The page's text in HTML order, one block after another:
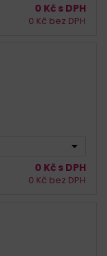
0 Kč s DPH
0 Kč bez DPH
0 Kč s DPH
0 Kč bez DPH